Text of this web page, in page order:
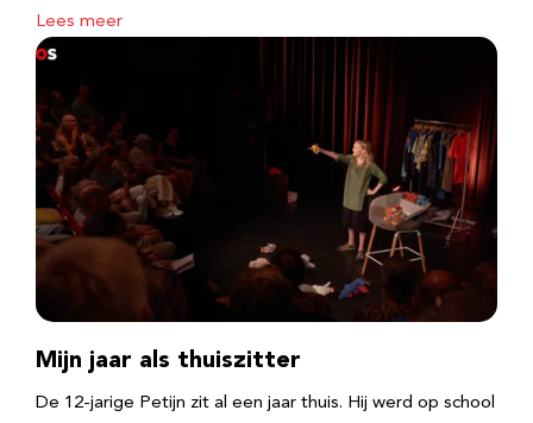
Lees meer
Mijn jaar als thuiszitter
De 12-jarige Petijn zit al een jaar thuis. Hij werd op school